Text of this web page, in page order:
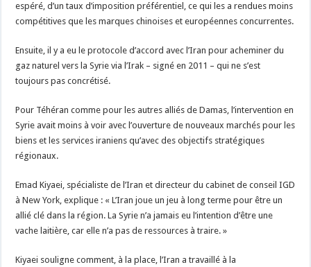
espéré, d’un taux d’imposition préférentiel, ce qui les a rendues moins
compétitives que les marques chinoises et européennes concurrentes.
Ensuite, il y a eu le protocole d’accord avec l’Iran pour acheminer du
gaz naturel vers la Syrie via l’Irak – signé en 2011 – qui ne s’est
toujours pas concrétisé.
Pour Téhéran comme pour les autres alliés de Damas, l’intervention en
Syrie avait moins à voir avec l’ouverture de nouveaux marchés pour les
biens et les services iraniens qu’avec des objectifs stratégiques
régionaux.
Emad Kiyaei, spécialiste de l’Iran et directeur du cabinet de conseil IGD
à New York, explique : « L’Iran joue un jeu à long terme pour être un
allié clé dans la région. La Syrie n’a jamais eu l’intention d’être une
vache laitière, car elle n’a pas de ressources à traire. »
Kiyaei souligne comment, à la place, l’Iran a travaillé à la